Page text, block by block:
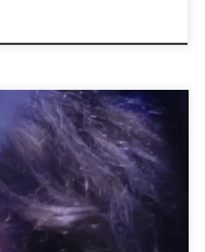
un vote
mois.